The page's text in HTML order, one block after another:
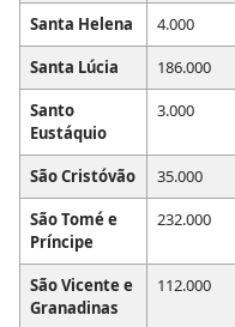
Santa Helena
4.000
Santa Lúcia
186.000
Santo
Eustáquio
3.000
São Cristóvão 35.000
São Tomé e
Príncipe
232.000
São Vicente e
Granadinas
112.000